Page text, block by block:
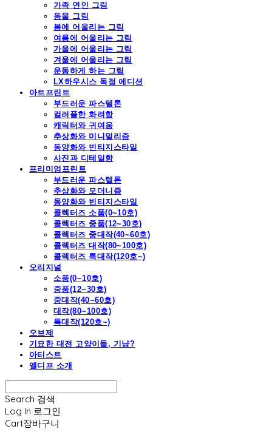
가족 연인 그림
동물 그림
봄에 어울리는 그림
여름에 어울리는 그림
가을에 어울리는 그림
겨울에 어울리는 그림
운동하게 하는 그림
LX하우시스 독점 에디션
아트프린트
부드러운 파스텔톤
컬러풀한 화려함
캐릭터와 귀여움
추상화와 미니멀리즘
동양화와 빈티지스타일
사진과 디테일함
프리미엄프린트
부드러운 파스텔톤
추상화와 모더니즘
동양화와 빈티지스타일
콜렉터즈 소품(0~10호)
콜렉터즈 중품(12~30호)
콜렉터즈 중대작(40~60호)
콜렉터즈 대작(80~100호)
콜렉터즈 특대작(120호~)
오리지널
소품(0~10호)
중품(12~30호)
중대작(40~60호)
대작(80~100호)
특대작(120호~)
오브제
기묘한 대전 고양이들, 기냥?
아티스트
엘디프 소개
Search 검색
Log In 로그인
Cart장바구니